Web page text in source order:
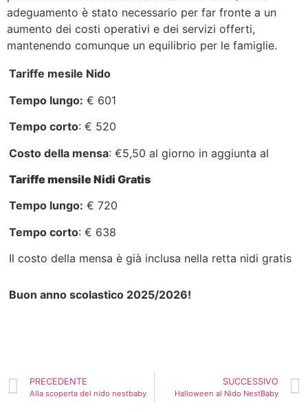
adeguamento è stato necessario per far fronte a un
aumento dei costi operativi e dei servizi offerti,
mantenendo comunque un equilibrio per le famiglie.
Tariffe mesile Nido
Tempo lungo: € 601
Tempo corto: € 520
Costo della mensa: €5,50 al giorno in aggiunta al
Tariffe mensile Nidi Gratis
Tempo lungo: € 720
Tempo corto: € 638
Il costo della mensa è già inclusa nella retta nidi gratis
Buon anno scolastico 2025/2026!
PRECEDENTE
Alla scoperta del nido nestbaby
SUCCESSIVO
Halloween al Nido NestBaby